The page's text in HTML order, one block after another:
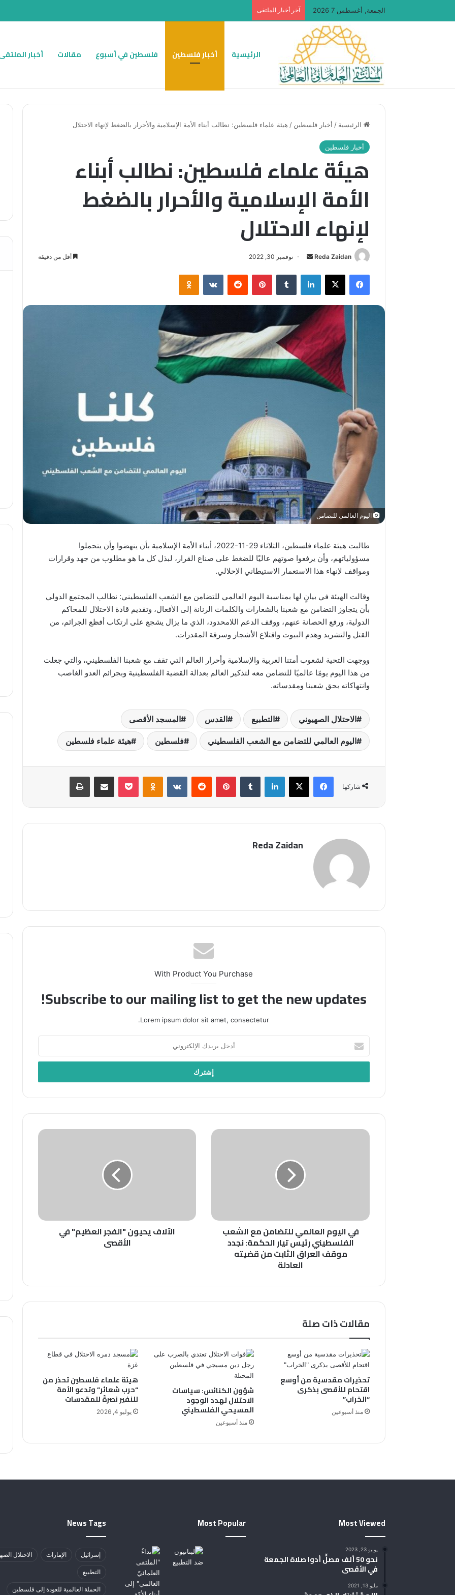
الجمعة, أغسطس 7 2026 آخر أخبار الملتقى
الرئيسية أخبار فلسطين فلسطين في أسبوع مقالات أخبار
الرئيسية / أخبار فلسطين / هيئة علماء فلسطين: نطالب أبناء الأمة الإسلامية والأحرار بالضغط لإنهاء الاحتلال
أخبار فلسطين
هيئة علماء فلسطين: نطالب أبناء
الأمة الإسلامية والأحرار بالضغط
لإنهاء الاحتلال
Reda Zaidan
أرسل
إلكترونيا
نوفمبر 30, 2022 أقل من دقيقة
فيسبوك ‫X لينكدإن بينتيريست Odnoklassniki
اليوم العالمي للتضامن
طالبت هيئة علماء فلسطين، الثلاثاء 29-11-2022، أبناء الأمة الإسلامية بأن ينهضوا وأن يتحملوا
مسؤولياتهم، وأن يرفعوا صوتهم عاليًا للضغط على صناع القرار، لبذل كل ما هو مطلوب من جهد وقرارات
ومواقف لإنهاء هذا الاستعمار الاستيطاني الإحلالي.
وقالت الهيئة في بيانٍ لها بمناسبة اليوم العالمي للتضامن مع الشعب الفلسطيني: نطالب المجتمع الدولي
بأن يتجاوز التضامن مع شعبنا بالشعارات والكلمات الرنانة إلى الأفعال، وتقديم قادة الاحتلال للمحاكم
الدولية، ورفع الحصانة عنهم، ووقف الدعم اللامحدود، الذي ما يزال يشجع على ارتكاب أفظع الجرائم، من
القتل والتشريد وهدم البيوت واقتلاع الأشجار وسرقة المقدرات.
ووجهت التحية لشعوب أمتنا العربية والإسلامية وأحرار العالم التي تقف مع شعبنا الفلسطيني، والتي جعلت
من هذا اليوم يومًا عالميًا للتضامن معه لتذكير العالم بعدالة القضية الفلسطينية وبجرائم العدو الغاصب
وانتهاكاته بحق شعبنا ومقدساته.
الاحتلال الصهيوني التطبيع القدس المسجد الأقصى
اليوم العالمي للتضامن مع الشعب الفلسطيني فلسطين هيئة علماء فلسطين
شاركها
فيسبوك ‫X لينكدإن بينتيريست Odnoklassniki
‫Pocket مشاركة عبر البريد طباعة
Reda Zaidan
With Product You Purchase
Subscribe to our mailing list to get the new updates!
Lorem ipsum dolor sit amet, consectetur.
بريدك
الإلكتروني
في
تيار
الحكمة:
العادلة
في اليوم العالمي للتضامن مع الشعب
الفلسطيني رئيس تيار الحكمة: نجدد
موقف العراق الثابت من قضيته
العادلة
الآلاف
الآلاف يحيون "الفجر العظيم" في
الأقصى
مقالات ذات صلة
تحذيرات مقدسية من أوسع
اقتحام للأقصى بذكرى
“الخراب”
منذ أسبوعين
شؤون الكنائس: سياسات
الاحتلال تهدد الوجود
المسيحي الفلسطيني
منذ أسبوعين
هيئة علماء فلسطين تحذر من
“حرب شعائر” وتدعو الأمة
للنفير نصرةً للمقدسات
يوليو 4, 2026
لمن
؟!
منذ أسبوعين
لمن فلسطين ؟!
من
مجلة
“فلسطين
في
العجب
من
فلسطين
في أسبوع” بعنوان: أين العجب
من مما يجري في فلسطين
Most Viewed
يونيو 23, 2023
نحو 50 ألف مصلٍّ أدوا صلاة الجمعة
في الأقصى
مايو 13, 2021
Most Popular
News Tags
إسرائيل الإمارات الاحتلال
التطبيع
الحملة العالمية للعودة إلى فلسطين